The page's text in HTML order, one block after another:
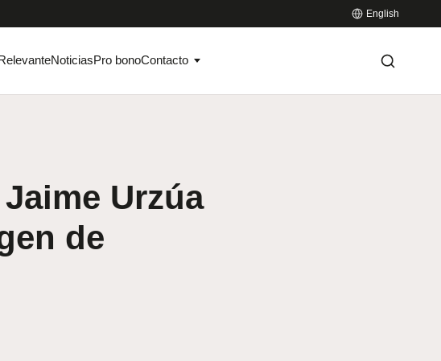
English
NoticiasPro bonoContacto
Urzúa
de